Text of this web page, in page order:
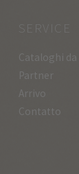
SERVICE
Cataloghi
Partner
Arrivo
Contatto